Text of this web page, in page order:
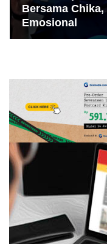
Bersama
Emosional